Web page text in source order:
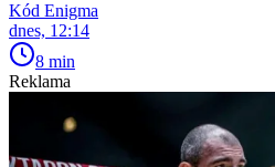
Kód Enigma
dnes, 12:14
8 min
Reklama